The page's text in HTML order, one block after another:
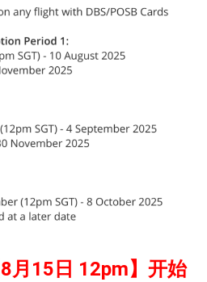
月15日 12pm】开始